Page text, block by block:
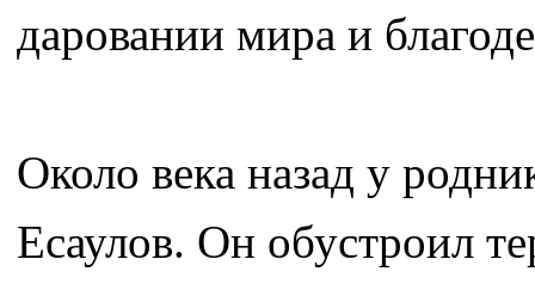
даровании мира и
Около века назад у
Есаулов. Он обустроил